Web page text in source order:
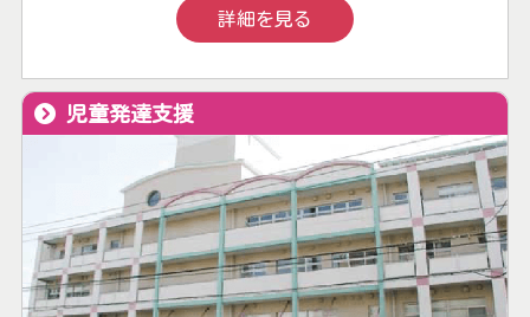
詳細を見る
児童発達支援